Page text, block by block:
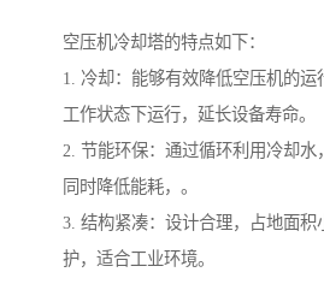
空压机冷却塔的特点如下：
1. 冷却：能够有效降低空压机的运
工作状态下运行，延长设备寿命。
2. 节能环保：通过循环利用冷却水
同时降低能耗，。
3. 结构紧凑：设计合理，占地面积
护，适合工业环境。